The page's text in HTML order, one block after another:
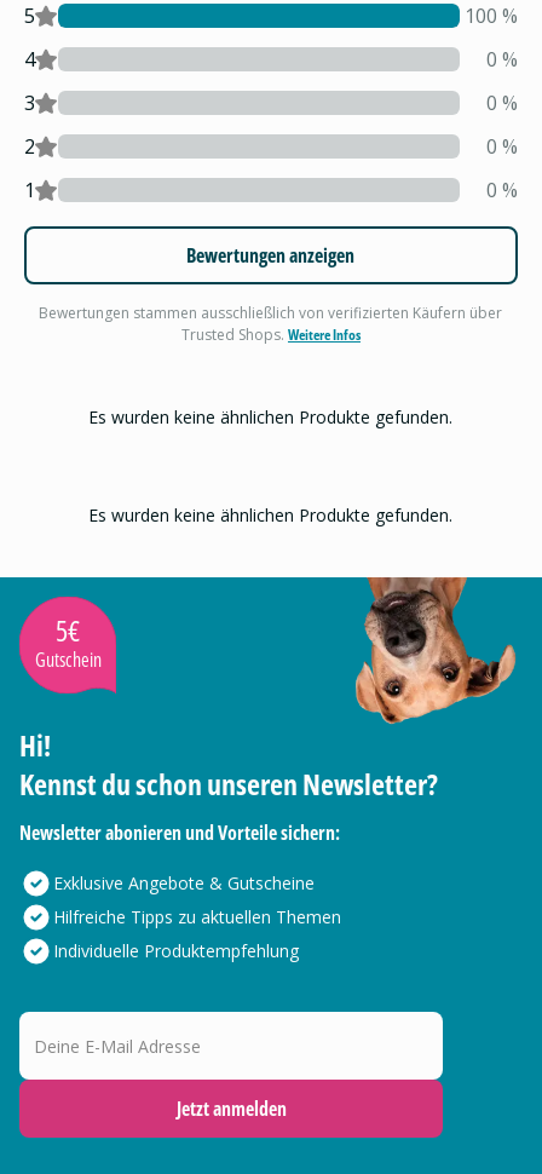
5 100 %
4
0 %
3
0 %
2
0 %
1
0 %
Bewertungen anzeigen
Bewertungen stammen ausschließlich von verifizierten Käufern über
Trusted Shops. Weitere Infos
Es wurden keine ähnlichen Produkte gefunden.
Es wurden keine ähnlichen Produkte gefunden.
5€
Gutschein
Hi!
Kennst du schon unseren Newsletter?
Newsletter abonieren und Vorteile sichern:
Exklusive Angebote & Gutscheine
Hilfreiche Tipps zu aktuellen Themen
Individuelle Produktempfehlung
Deine E-Mail Adresse
Jetzt anmelden